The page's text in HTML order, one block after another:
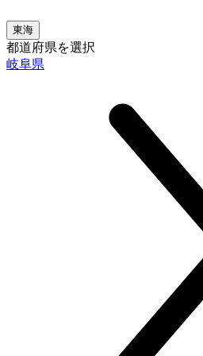
東海
都道府県を選択
岐阜県